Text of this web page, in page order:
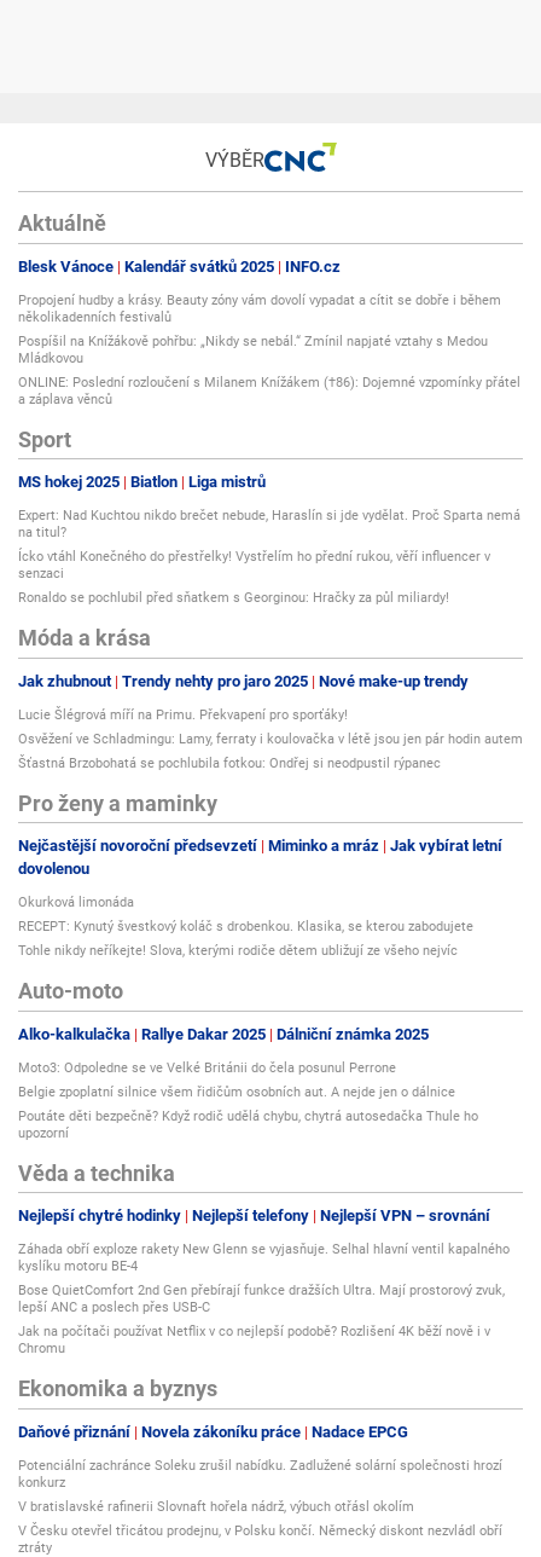
VÝBĚR
Aktuálně
Blesk Vánoce Kalendář svátků 2025 INFO.cz
Propojení hudby a krásy. Beauty zóny vám dovolí vypadat a cítit se dobře i během
několikadenních festivalů
Pospíšil na Knížákově pohřbu: „Nikdy se nebál.“ Zmínil napjaté vztahy s Medou
Mládkovou
ONLINE: Poslední rozloučení s Milanem Knížákem (†86): Dojemné vzpomínky přátel
a záplava věnců
Sport
MS hokej 2025 Biatlon Liga mistrů
Expert: Nad Kuchtou nikdo brečet nebude, Haraslín si jde vydělat. Proč Sparta nemá
na titul?
Ícko vtáhl Konečného do přestřelky! Vystřelím ho přední rukou, věří influencer v
senzaci
Ronaldo se pochlubil před sňatkem s Georginou: Hračky za půl miliardy!
Móda a krása
Jak zhubnout Trendy nehty pro jaro 2025 Nové make-up trendy
Lucie Šlégrová míří na Primu. Překvapení pro sporťáky!
Osvěžení ve Schladmingu: Lamy, ferraty i koulovačka v létě jsou jen pár hodin autem
Šťastná Brzobohatá se pochlubila fotkou: Ondřej si neodpustil rýpanec
Pro ženy a maminky
Nejčastější novoroční předsevzetí Miminko a mráz Jak vybírat letní
dovolenou
Okurková limonáda
RECEPT: Kynutý švestkový koláč s drobenkou. Klasika, se kterou zabodujete
Tohle nikdy neříkejte! Slova, kterými rodiče dětem ubližují ze všeho nejvíc
Auto-moto
Alko-kalkulačka Rallye Dakar 2025 Dálniční známka 2025
Moto3: Odpoledne se ve Velké Británii do čela posunul Perrone
Belgie zpoplatní silnice všem řidičům osobních aut. A nejde jen o dálnice
Poutáte děti bezpečně? Když rodič udělá chybu, chytrá autosedačka Thule ho
upozorní
Věda a technika
Nejlepší chytré hodinky Nejlepší telefony Nejlepší VPN – srovnání
Záhada obří exploze rakety New Glenn se vyjasňuje. Selhal hlavní ventil kapalného
kyslíku motoru BE-4
Bose QuietComfort 2nd Gen přebírají funkce dražších Ultra. Mají prostorový zvuk,
lepší ANC a poslech přes USB-C
Jak na počítači používat Netflix v co nejlepší podobě? Rozlišení 4K běží nově i v
Chromu
Ekonomika a byznys
Daňové přiznání Novela zákoníku práce Nadace EPCG
Potenciální zachránce Soleku zrušil nabídku. Zadlužené solární společnosti hrozí
konkurz
V bratislavské rafinerii Slovnaft hořela nádrž, výbuch otřásl okolím
V Česku otevřel třicátou prodejnu, v Polsku končí. Německý diskont nezvládl obří
ztráty